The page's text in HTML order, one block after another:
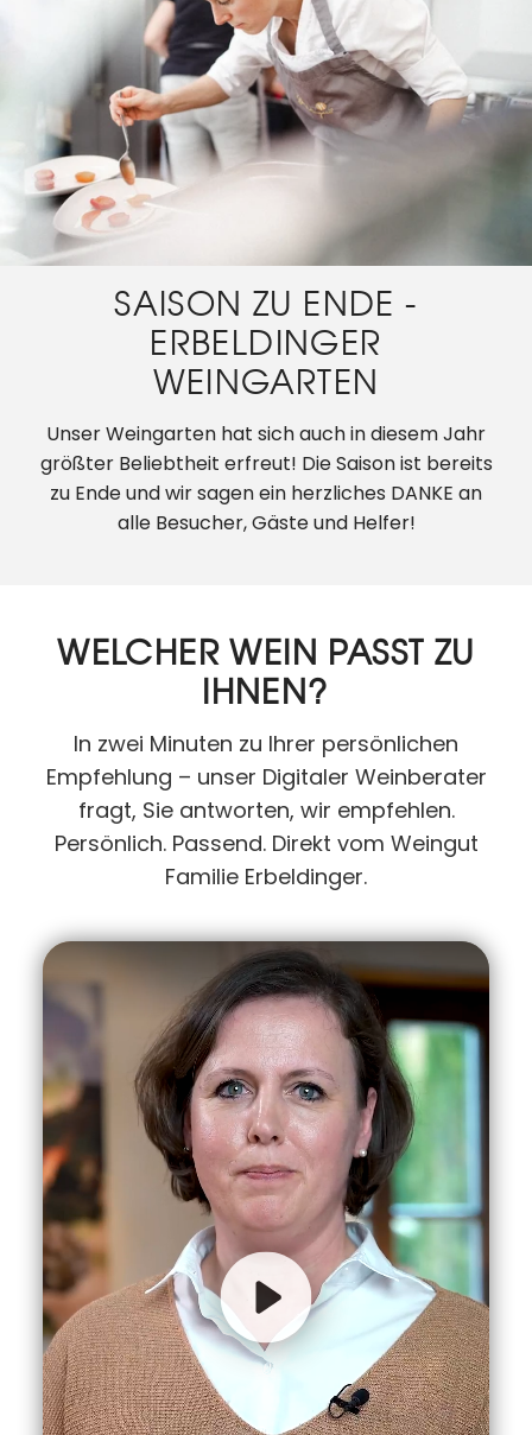
SAISON ZU ENDE -
ERBELDINGER
WEINGARTEN
Unser Weingarten hat sich auch in diesem Jahr
größter Beliebtheit erfreut! Die Saison ist bereits
zu Ende und wir sagen ein herzliches DANKE an
alle Besucher, Gäste und Helfer!
WELCHER WEIN PASST ZU
IHNEN?
In zwei Minuten zu Ihrer persönlichen
Empfehlung – unser Digitaler Weinberater
fragt, Sie antworten, wir empfehlen.
Persönlich. Passend. Direkt vom Weingut
Familie Erbeldinger.